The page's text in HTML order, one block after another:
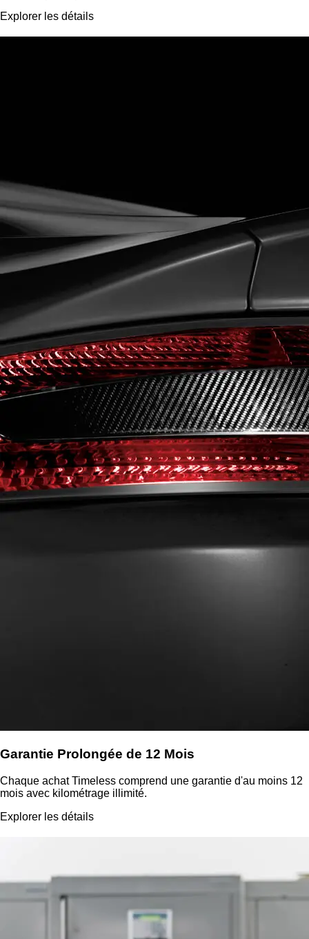
Explorer les détails
Garantie Prolongée de 12 Mois
Chaque achat Timeless comprend une garantie d'au moins 12
mois avec kilométrage illimité.
Explorer les détails